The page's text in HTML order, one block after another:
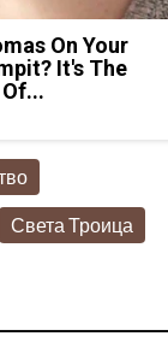
On Your
It's The
Света Троица